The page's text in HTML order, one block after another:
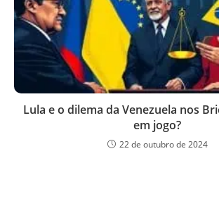
Lula e o dilema da Venezuela nos
em jogo?
22 de outubro de 2024